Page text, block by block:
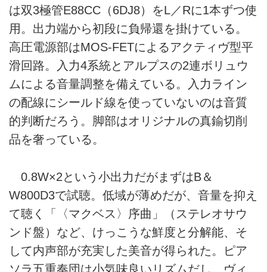
は双3極管E88CC（6DJ8）をL／Rに1本ずつ使
用。出力端から初段に負帰還を掛けている。
高圧電源部はMOS-FETによるアクティヴ型平
滑回路。入力4系統とアルプスの2連ボリュウ
ムによる音量調整を備えている。入力ライン
の配線にシールド線を使っていないのは音質
的判断だろう。脚部はオリジナルの真鍮切削
品を奢っている。
0.8W×2という小出力だがまずはB＆
W800D3で試聴。低域が薄めだが、音量を抑え
て聴く「〈マクベス〉序曲」（ステレオサウ
ンド盤）など、けっこうな鮮度と分解能、そ
して内声部が充実した美音が得られた。ピア
ソラ五重奏団は小気味良いリズムだし、ヴィ